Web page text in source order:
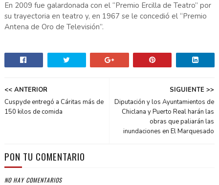
En 2009 fue galardonada con el “Premio Ercilla de Teatro” por
su trayectoria en teatro y, en 1967 se le concedió el “Premio
Antena de Oro de Televisión”.
SIGUIENTE >>
Diputación y los Ayuntamientos de
Chiclana y Puerto Real harán las
obras que paliarán las
inundaciones en El Marquesado
<< ANTERIOR
Cuspyde entregó a Cáritas más de
150 kilos de comida
PON TU COMENTARIO
NO HAY COMENTARIOS